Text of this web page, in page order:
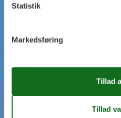
Statistik
Markedsføring